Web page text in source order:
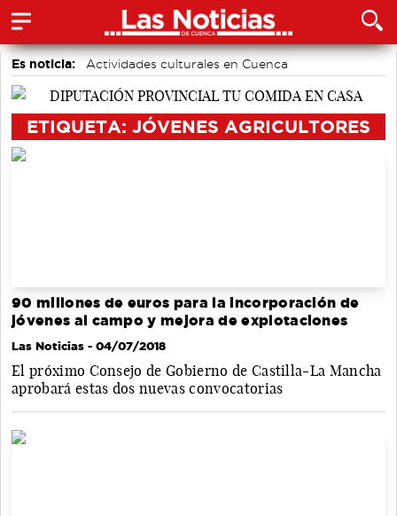
Es noticia:
Actividades culturales en Cuenca
Medio Ambiente
ETIQUETA: JÓVENES AGRICULTORES
90 millones de euros para la incorporación de
jóvenes al campo y mejora de explotaciones
Las Noticias - 04/07/2018
El próximo Consejo de Gobierno de Castilla-La Mancha
aprobará estas dos nuevas convocatorias